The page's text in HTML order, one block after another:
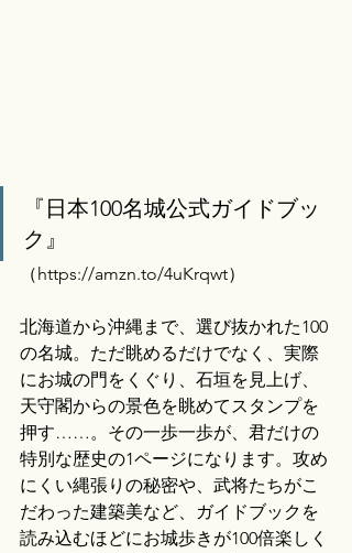
『日本100名城公式ガイドブッ
ク』
（ https://amzn.to/4uKrqwt）
北海道から沖縄まで、選び抜かれた100
の名城。ただ眺めるだけでなく、実際
にお城の門をくぐり、石垣を見上げ、
天守閣からの景色を眺めてスタンプを
押す……。その一歩一歩が、君だけの
特別な歴史の1ページになります。攻め
にくい縄張りの秘密や、武将たちがこ
だわった建築美など、ガイドブックを
読み込むほどにお城歩きが100倍楽しく